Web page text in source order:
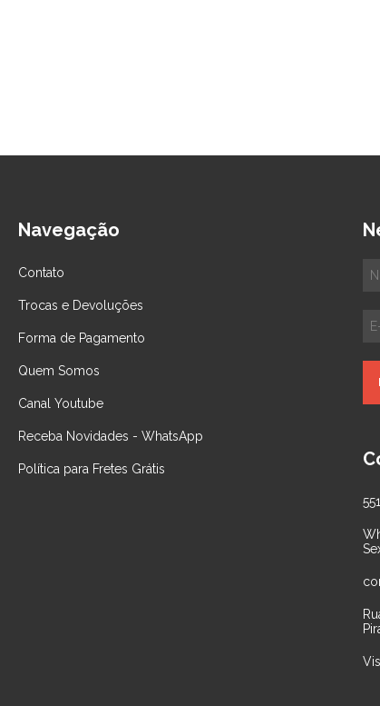
Navegação
Contato
Trocas e Devoluções
Forma de Pagamento
Quem Somos
Canal Youtube
Receba Novidades - WhatsApp
Política para Fretes Grátis